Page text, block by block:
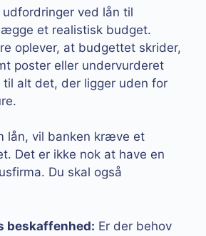
ved lån til
et realistisk budget.
oplever, at budgettet skrider,
poster eller undervurderet
til alt det, der ligger uden for
lån, vil banken kræve et
Det er ikke nok at have en
Du skal også
beskaffenhed: Er der behov